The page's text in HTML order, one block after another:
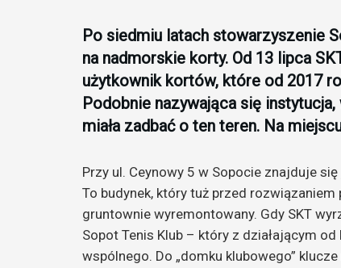
Po siedmiu latach stowarzyszenie
na nadmorskie korty. Od 13 lipca
użytkownik kortów, które od 2017
Podobnie nazywająca się
miała zadbać o ten teren. Na
Przy ul. Ceynowy 5 w Sopocie znajduje
To budynek, który tuż przed
gruntownie wyremontowany. Gdy SKT
Sopot Tenis Klub – który z działającym
wspólnego. Do „domku klubowego”